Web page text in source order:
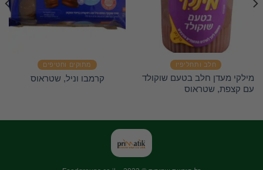
חלב ותחליפיו
מילקי מעדן חלב בטעם שוקולד
עם קצפת, שטראוס
מתוקים וחטיפים
קרמבו וניל, שטראוס